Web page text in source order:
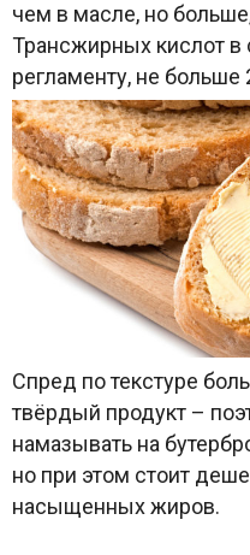
чем в масле, но
Трансжирных кислот в
регламенту, не больше
Спред по текстуре
твёрдый продукт –
намазывать на
но при этом стоит
насыщенных жиров.